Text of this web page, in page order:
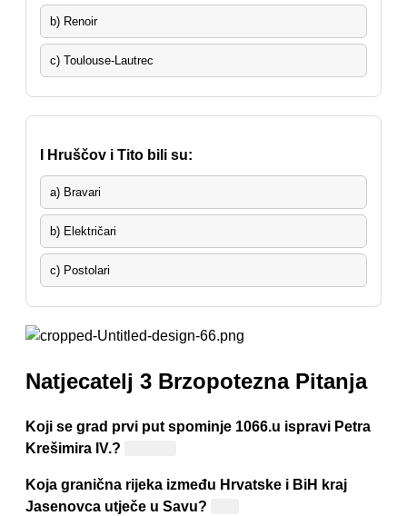
b) Renoir
c) Toulouse-Lautrec
I Hruščov i Tito bili su:
a) Bravari
b) Električari
c) Postolari
Natjecatelj 3 Brzopotezna Pitanja
Koji se grad prvi put spominje 1066.u ispravi Petra
Krešimira IV.?
Koja granična rijeka između Hrvatske i BiH kraj
Jasenovca utječe u Savu?